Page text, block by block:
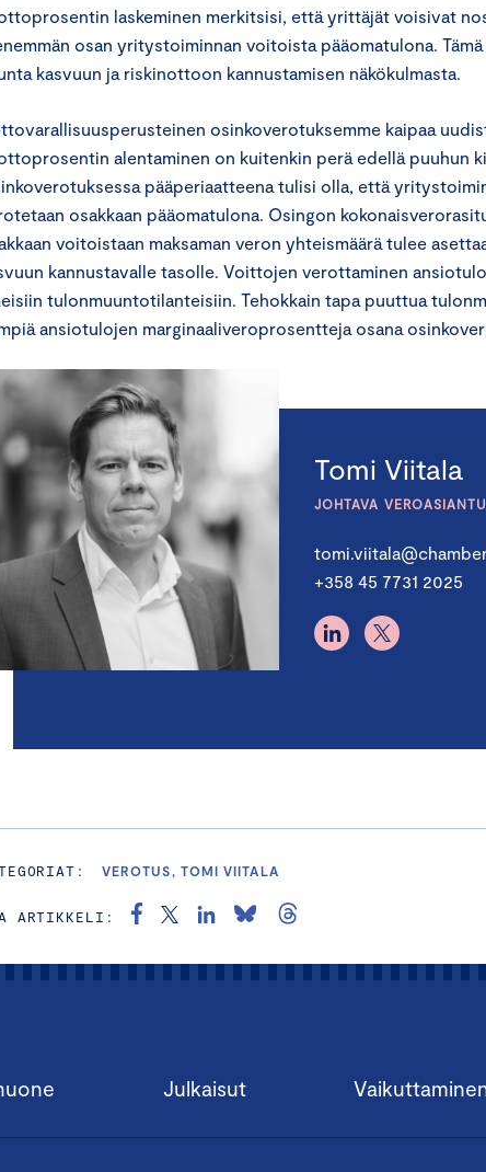
laskeminen merkitsisi, että yrittäjät voisivat
osan yritystoiminnan voitoista pääomatulona.
kasvuun ja riskinottoon kannustamisen näkökulmasta.
osinkoverotuksemme kaipaa
alentaminen on kuitenkin perä edellä puuhun
pääperiaatteena tulisi olla, että
osakkaan pääomatulona. Osingon
voitoistaan maksaman veron yhteismäärä tulee
kannustavalle tasolle. Voittojen verottaminen
tulonmuuntotilanteisiin. Tehokkain tapa puuttua
ansiotulojen marginaaliveroprosentteja osana
Tomi Viitala
JOHTAVA
+358 45 7731 2025
VEROTUS, TOMI VIITALA
ARTIKKELI:
Julkaisut